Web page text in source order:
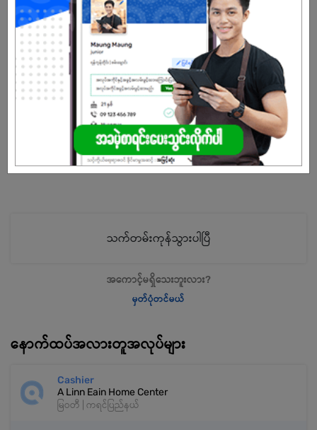
ကျား
သက်တမ်းကုန်သွားပါပြီ
အကောင့်မရှိသေးဘူးလား?
မှတ်ပုံတင်မယ်
နောက်ထပ်အလားတူအလုပ်များ
Cashier
A Linn Eain Home Center
မြဝတီ | ကရင်ပြည်နယ်